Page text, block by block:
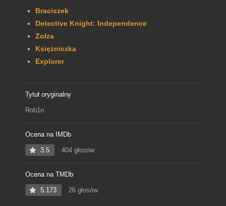
Braciszek
Detective Knight: Independence
Zołza
Księżniczka
Explorer
Tytuł oryginalny
Rob1n
Ocena na IMDb
3.5 404 głosów
Ocena na TMDb
5.173 26 głosów